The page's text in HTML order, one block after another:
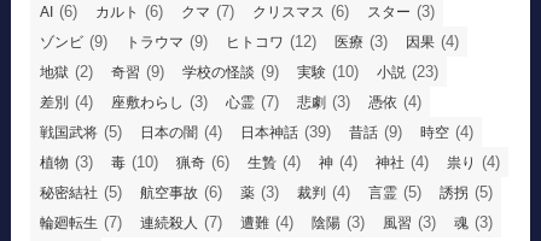
AI (6) カルト (6) クマ (7) クリスマス (6) スター (3)
ゾンビ (9) トラウマ (9) ヒトコワ (12) 医療 (3) 因果 (4)
地獄 (2) 奇習 (9) 学校の怪談 (9) 実験 (10) 小説 (23)
差別 (4) 座敷わらし (3) 心霊 (7) 悲劇 (3) 憑依 (4)
戦国武将 (5) 日本の闇 (4) 日本神話 (39) 昔話 (9) 時空 (4)
植物 (3) 毒 (10) 猟奇 (6) 生贄 (4) 神 (4) 神社 (4) 祟り (4)
秘密結社 (5) 航空事故 (6) 薬 (3) 裁判 (4) 言霊 (5) 誘拐 (5)
輪廻転生 (7) 連続殺人 (7) 遭難 (4) 陰陽 (3) 風習 (3) 魂 (3)